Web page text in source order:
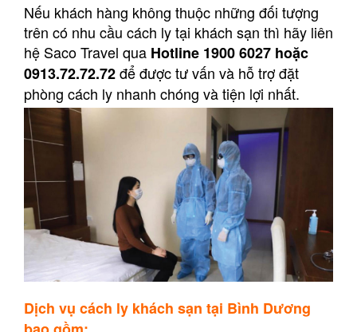
Nếu khách hàng không thuộc những đối tượng
trên có nhu cầu cách ly tại khách sạn thì hãy liên
hệ Saco Travel qua Hotline 1900 6027 hoặc
0913.72.72.72để được tư vấn và hỗ trợ đặt
phòng cách ly nhanh chóng và tiện lợi nhất.
Dịch vụ cách ly khách sạn tại Bình Dương